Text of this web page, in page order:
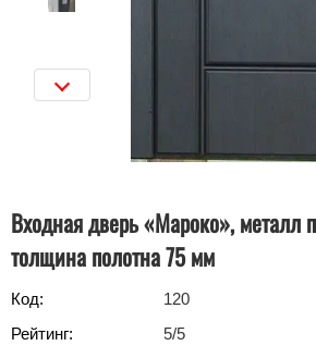
Входная дверь «Мароко», металл
толщина полотна 75 мм
Код:
120
Рейтинг:
5/5